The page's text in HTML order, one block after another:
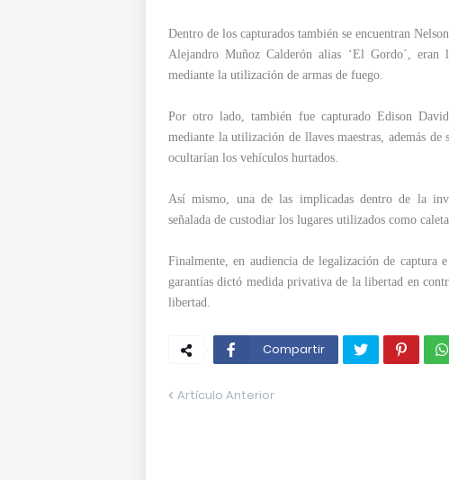
Dentro de los capturados también se encuentran
Alejandro Muñoz Calderón alias ‘El Gordo´, eran
mediante la utilización de armas de fuego.
Por otro lado, también fue capturado Edison
mediante la utilización de llaves maestras, además
ocultarían los vehículos hurtados.
Así mismo, una de las implicadas dentro de la
señalada de custodiar los lugares utilizados como
Finalmente, en audiencia de legalización de
garantías dictó medida privativa de la libertad en
libertad.
Compartir
Artículo Anterior